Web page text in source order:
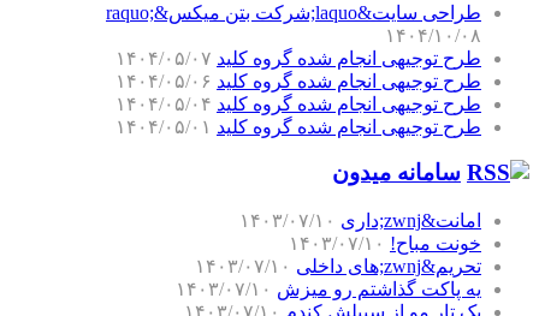
طراحی سایت&laquo;شرکت بتن میکس&raquo;
۱۴۰۴/۱۰/۰۸
طرح توجیهی انجام شده گروه کلید ۱۴۰۴/۰۵/۰۷
طرح توجیهی انجام شده گروه کلید ۱۴۰۴/۰۵/۰۶
طرح توجیهی انجام شده گروه کلید ۱۴۰۴/۰۵/۰۴
طرح توجیهی انجام شده گروه کلید ۱۴۰۴/۰۵/۰۱
سامانه میدون
امانت&zwnj;داری
۱۴۰۳/۰۷/۱۰
خونت مباح! ۱۴۰۳/۰۷/۱۰
تحریم&zwnj;های داخلی
۱۴۰۳/۰۷/۱۰
یه پاکت گذاشتم رو میزش ۱۴۰۳/۰۷/۱۰